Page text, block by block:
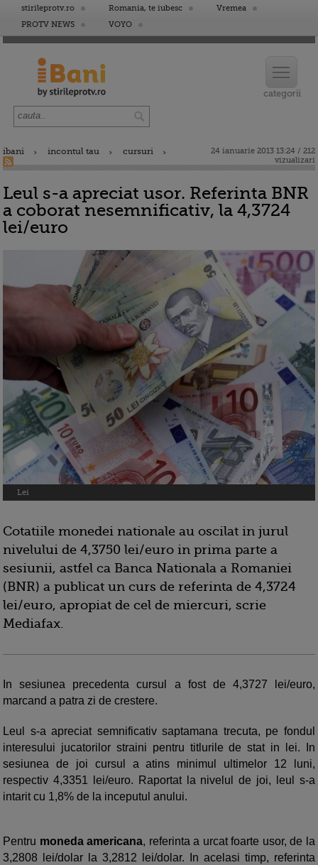
stirileprotv.ro Romania, te iubesc
Vremea
PROTV NEWS
VOYO
ibani incontul tau cursuri
24 ianuarie 2013 13:24 / 212
vizualizari
Leul s-a apreciat usor. Referinta BNR
a coborat nesemnificativ, la 4,3724
lei/euro
Lei
Cotatiile monedei nationale au oscilat in jurul
nivelului de 4,3750 lei/euro in prima parte a
sesiunii, astfel ca Banca Nationala a Romaniei
(BNR) a publicat un curs de referinta de 4,3724
lei/euro, apropiat de cel de miercuri, scrie
Mediafax.
In sesiunea precedenta cursul a fost de 4,3727 lei/euro,
marcand a patra zi de crestere.
Leul s-a apreciat semnificativ saptamana trecuta, pe fondul
interesului jucatorilor straini pentru titlurile de stat in lei. In
sesiunea de joi cursul a atins minimul ultimelor 12 luni,
respectiv 4,3351 lei/euro. Raportat la nivelul de joi, leul s-a
intarit cu 1,8% de la inceputul anului.
Pentru moneda americana, referinta a urcat foarte usor, de la
3,2808 lei/dolar la 3,2812 lei/dolar. In acelasi timp, referinta